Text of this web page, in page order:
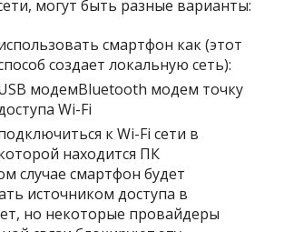
могут быть разные варианты:
смартфон как (этот
создает локальную сеть):
модемBluetooth модем точку
Wi-Fi
к Wi-Fi сети в
находится ПК
случае смартфон будет
источником доступа в
но некоторые провайдеры